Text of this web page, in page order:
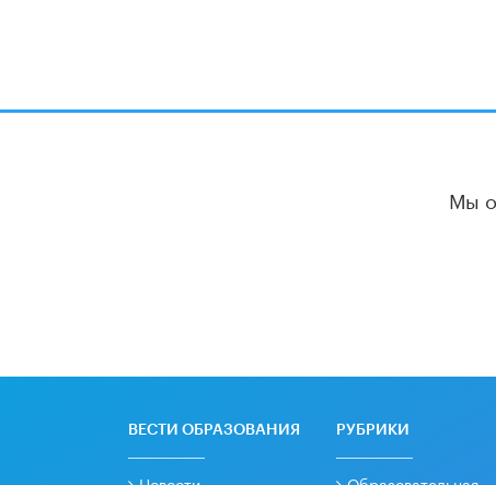
Мы
ВЕСТИ ОБРАЗОВАНИЯ РУБРИКИ